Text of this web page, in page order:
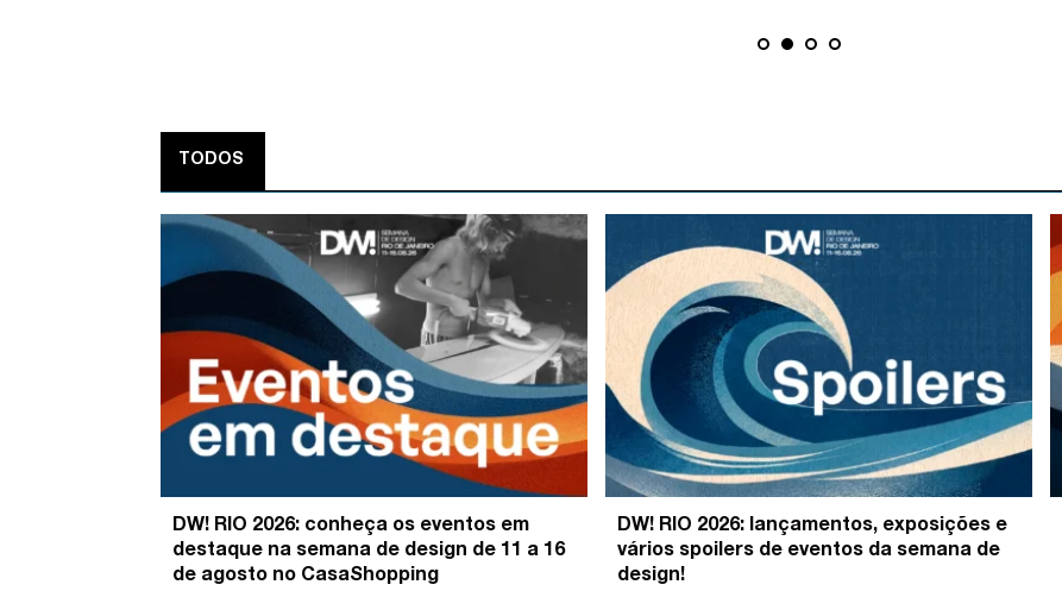
TODOS
DW! RIO 2026: conheça os eventos em
destaque na semana de design de 11 a 16
de agosto no CasaShopping
DW! RIO 2026: lançamentos, exposições e
vários spoilers de eventos da semana de
design!